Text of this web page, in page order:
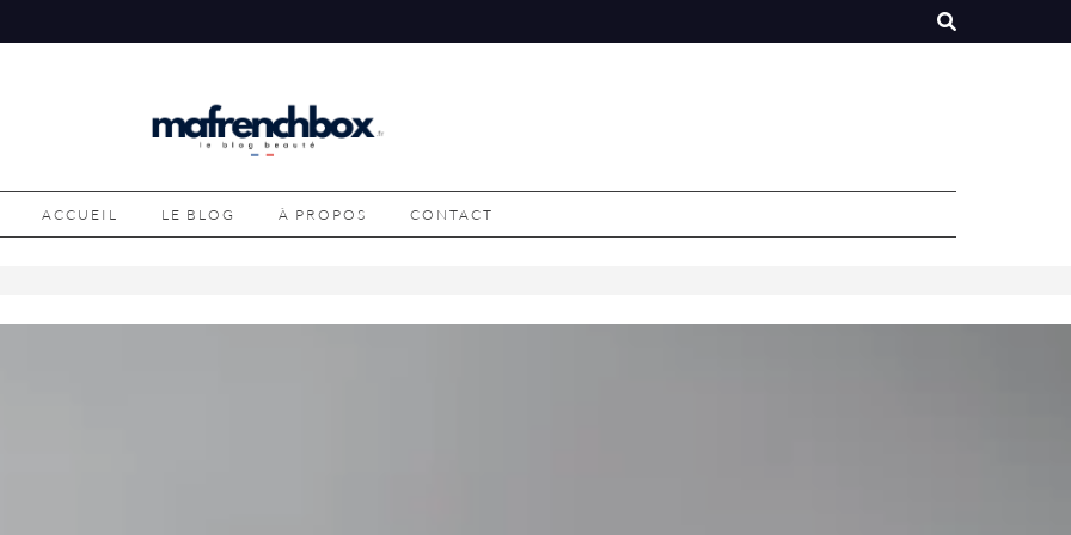
ACCUEIL LE BLOG À PROPOS CONTACT